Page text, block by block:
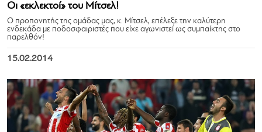
Οι «εκλεκτοί» του Μίτσελ!
Ο προπονητής της ομάδας μας, κ. Μίτσελ, επέλεξε την καλύτερη
ενδεκάδα με ποδοσφαιριστές που είχε αγωνιστεί ως συμπαίκτης στο
παρελθόν!
15.02.2014